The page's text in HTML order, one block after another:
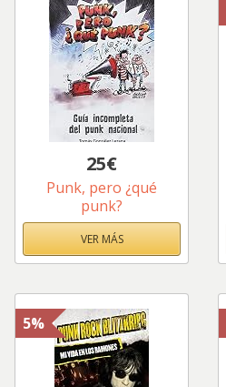
25€
Punk, pero ¿qué
punk?
VER MÁS
5%